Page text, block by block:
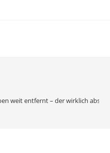
weit entfernt – der wirklich